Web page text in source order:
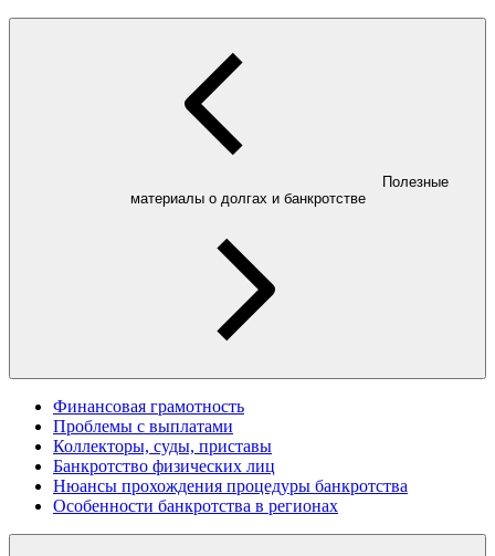
Полезные
материалы о долгах и банкротстве
Финансовая грамотность
Проблемы с выплатами
Коллекторы, суды, приставы
Банкротство физических лиц
Нюансы прохождения процедуры банкротства
Особенности банкротства в регионах